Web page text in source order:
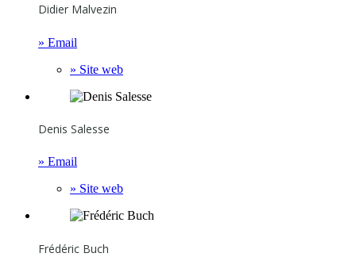
Didier Malvezin
» Email
» Site web
Denis Salesse
» Email
» Site web
Frédéric Buch